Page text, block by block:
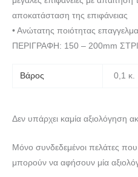
αποκατάσταση της επιφάνειας
• Ανώτατης ποιότητας
ΠΕΡΙΓΡΑΦΗ: 150 – 200mm
Βάρος 0,1 κ.
Δεν υπάρχει καμία αξιολόγηση
Μόνο συνδεδεμένοι πελάτες
μπορούν να αφήσουν μία